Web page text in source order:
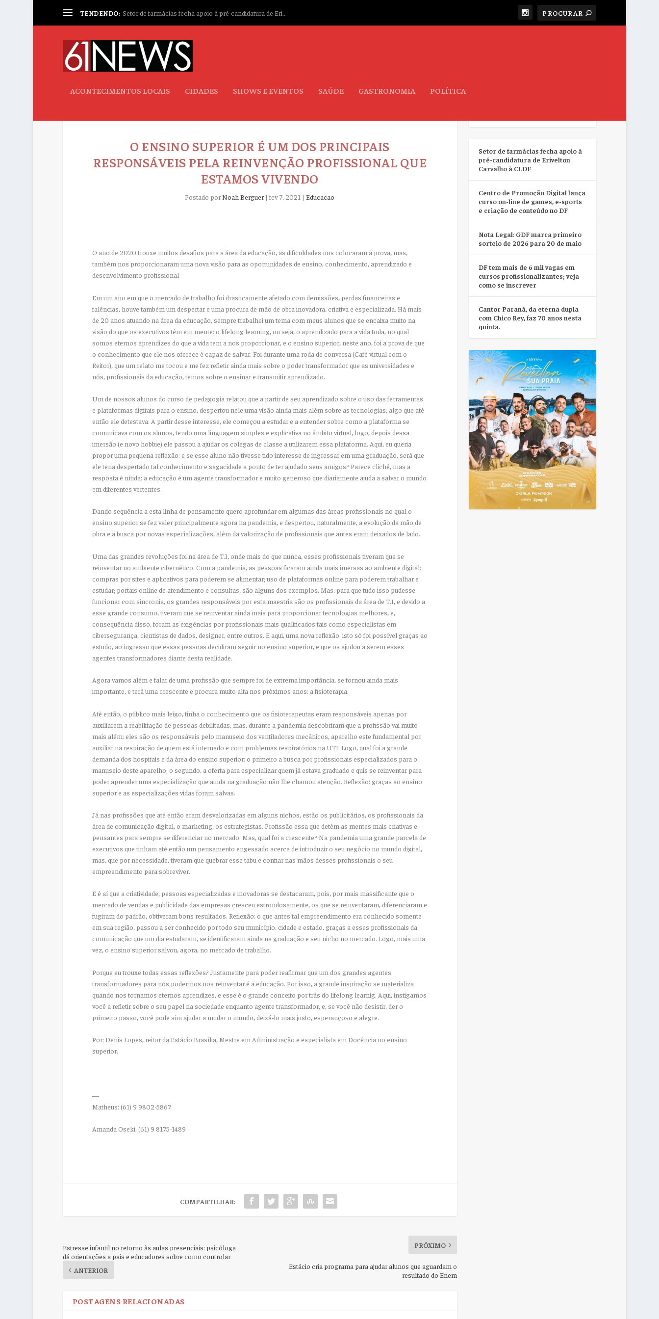
TENDENDO: Setor de farmácias fecha apoio à pré-candidatura de Eri...
ACONTECIMENTOS LOCAIS CIDADES SHOWS E EVENTOS SAÚDE GASTRONOMIA POLÍTICA
O ENSINO SUPERIOR É UM DOS PRINCIPAIS
RESPONSÁVEIS PELA REINVENÇÃO PROFISSIONAL QUE
ESTAMOS VIVENDO
Postado por Noah Berguer|fev 7, 2021 |Educacao
O ano de 2020 trouxe muitos desafios para a área da educação, as dificuldades nos colocaram à prova, mas,
também nos proporcionaram uma nova visão para as oportunidades de ensino, conhecimento, aprendizado e
desenvolvimento profissional
Em um ano em que o mercado de trabalho foi drasticamente afetado com demissões, perdas financeiras e
falências, houve também um despertar e uma procura de mão de obra inovadora, criativa e especializada. Há mais
de 20 anos atuando na área da educação, sempre trabalhei um tema com meus alunos que se encaixa muito na
visão do que os executivos têm em mente: o lifelong learning, ou seja, o aprendizado para a vida toda, no qual
somos eternos aprendizes do que a vida tem a nos proporcionar, e o ensino superior, neste ano, foi a prova de que
o conhecimento que ele nos oferece é capaz de salvar. Foi durante uma roda de conversa (Café virtual com o
Reitor), que um relato me tocou e me fez refletir ainda mais sobre o poder transformador que as universidades e
nós, profissionais da educação, temos sobre o ensinar e transmitir aprendizado.
Um de nossos alunos do curso de pedagogia relatou que a partir de seu aprendizado sobre o uso das ferramentas
e plataformas digitais para o ensino, despertou nele uma visão ainda mais além sobre as tecnologias, algo que até
então ele detestava. A partir desse interesse, ele começou a estudar e a entender sobre como a plataforma se
comunicava com os alunos, tendo uma linguagem simples e explicativa no âmbito virtual, logo, depois dessa
imersão (e novo hobbie) ele passou a ajudar os colegas de classe a utilizarem essa plataforma. Aqui, eu queria
propor uma pequena reflexão: e se esse aluno não tivesse tido interesse de ingressar em uma graduação, será que
ele teria despertado tal conhecimento e sagacidade a ponto de ter ajudado seus amigos? Parece clichê, mas a
resposta é nítida: a educação é um agente transformador e muito generoso que diariamente ajuda a salvar o mundo
em diferentes vertentes.
Dando sequência a esta linha de pensamento quero aprofundar em algumas das áreas profissionais no qual o
ensino superior se fez valer principalmente agora na pandemia, e despertou, naturalmente, a evolução da mão de
obra e a busca por novas especializações, além da valorização de profissionais que antes eram deixados de lado.
Uma das grandes revoluções foi na área de T.I, onde mais do que nunca, esses profissionais tiveram que se
reinventar no ambiente cibernético. Com a pandemia, as pessoas ficaram ainda mais imersas ao ambiente digital:
compras por sites e aplicativos para poderem se alimentar; uso de plataformas online para poderem trabalhar e
estudar; portais online de atendimento e consultas, são alguns dos exemplos. Mas, para que tudo isso pudesse
funcionar com sincronia, os grandes responsáveis por esta maestria são os profissionais da área de T.I, e devido a
esse grande consumo, tiveram que se reinventar ainda mais para proporcionar tecnologias melhores, e,
consequência disso, foram as exigências por profissionais mais qualificados tais como especialistas em
cibersegurança, cientistas de dados, designer, entre outros. E aqui, uma nova reflexão: isto só foi possível graças ao
estudo, ao ingresso que essas pessoas decidiram seguir no ensino superior, e que os ajudou a serem esses
agentes transformadores diante desta realidade.
Agora vamos além e falar de uma profissão que sempre foi de extrema importância, se tornou ainda mais
importante, e terá uma crescente e procura muito alta nos próximos anos: a fisioterapia.
Até então, o público mais leigo, tinha o conhecimento que os fisioterapeutas eram responsáveis apenas por
auxiliarem a reabilitação de pessoas debilitadas, mas, durante a pandemia descobriram que a profissão vai muito
mais além: eles são os responsáveis pelo manuseio dos ventiladores mecânicos, aparelho este fundamental por
auxiliar na respiração de quem está internado e com problemas respiratórios na UTI. Logo, qual foi a grande
demanda dos hospitais e da área do ensino superior: o primeiro a busca por profissionais especializados para o
manuseio deste aparelho; o segundo, a oferta para especializar quem já estava graduado e quis se reinventar para
poder aprender uma especialização que ainda na graduação não lhe chamou atenção. Reflexão: graças ao ensino
superior e as especializações vidas foram salvas.
Já nas profissões que até então eram desvalorizadas em alguns nichos, estão os publicitários, os profissionais da
área de comunicação digital, o marketing, os estrategistas. Profissão essa que detém as mentes mais criativas e
pensantes para sempre se diferenciar no mercado. Mas, qual foi a crescente? Na pandemia uma grande parcela de
executivos que tinham até então um pensamento engessado acerca de introduzir o seu negócio no mundo digital,
mas, que por necessidade, tiveram que quebrar esse tabu e confiar nas mãos desses profissionais o seu
empreendimento para sobreviver.
E é aí que a criatividade, pessoas especializadas e inovadoras se destacaram, pois, por mais massificante que o
mercado de vendas e publicidade das empresas cresceu estrondosamente, os que se reinventaram, diferenciaram e
fugiram do padrão, obtiveram bons resultados. Reflexão: o que antes tal empreendimento era conhecido somente
em sua região, passou a ser conhecido por todo seu município, cidade e estado, graças a esses profissionais da
comunicação que um dia estudaram, se identificaram ainda na graduação e seu nicho no mercado. Logo, mais uma
vez, o ensino superior salvou, agora, no mercado de trabalho.
Porque eu trouxe todas essas reflexões? Justamente para poder reafirmar que um dos grandes agentes
transformadores para nós podermos nos reinventar é a educação. Por isso, a grande inspiração se materializa
quando nos tornamos eternos aprendizes, e esse é o grande conceito por trás do lifelong learnig. Aqui, instigamos
você a refletir sobre o seu papel na sociedade enquanto agente transformador, e, se você não desistir, der o
primeiro passo, você pode sim ajudar a mudar o mundo, deixá-lo mais justo, esperançoso e alegre.
Por: Denis Lopes, reitor da Estácio Brasília, Mestre em Administração e especialista em Docência no ensino
superior.
—
Matheus: (61) 9 9802-5867
Amanda Oseki: (61) 9 8175-1489
COMPARTILHAR:
Estresse infantil no retorno às aulas presenciais: psicóloga
dá orientações a pais e educadores sobre como controlar
ANTERIOR
PRÓXIMO
Estácio cria programa para ajudar alunos que aguardam o
resultado do Enem
POSTAGENS RELACIONADAS
Setor de farmácias fecha apoio à
pré-candidatura de Erivelton
Carvalho à CLDF
Centro de Promoção Digital lança
curso on-line de games, e-sports
e criação de conteúdo no DF
Nota Legal: GDF marca primeiro
sorteio de 2026 para 20 de maio
DF tem mais de 6 mil vagas em
cursos profissionalizantes; veja
como se inscrever
Cantor Paraná, da eterna dupla
com Chico Rey, faz 70 anos nesta
quinta.